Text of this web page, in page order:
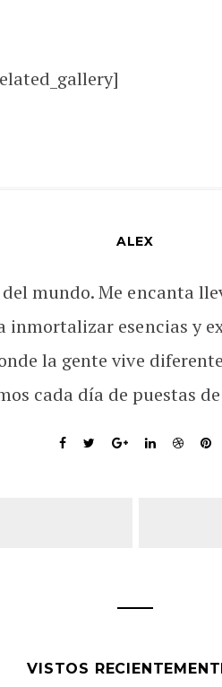
ALEX
mundo. Me encanta
inmortalizar esencias y
la gente vive
cada día de puestas
VISTOS